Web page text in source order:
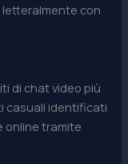
letteralmente con
di chat video più
casuali identificati
online tramite